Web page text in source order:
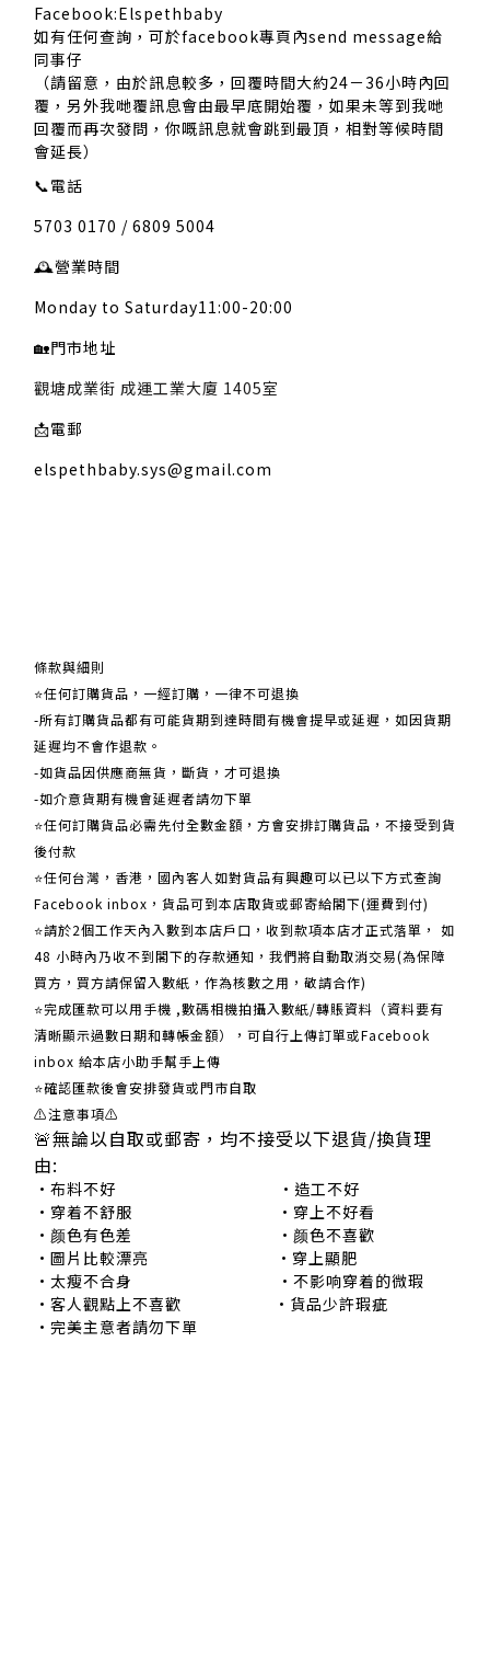
Facebook:Elspethbaby
如有任何查詢，可於facebook專頁內send message給
同事仔
（請留意，由於訊息較多，回覆時間大約24－36小時內回
覆，另外我哋覆訊息會由最早底開始覆，如果未等到我哋
回覆而再次發問，你嘅訊息就會跳到最頂，相對等候時間
會延長）
📞電話
5703 0170 / 6809 5004
🕰️營業時間
Monday to Saturday11:00-20:00
🏡門市地址
觀塘成業街 成運工業大廈 1405室
📩電郵
elspethbaby.sys@gmail.com
條款與細則
⭐任何訂購貨品，一經訂購，一律不可退換
-所有訂購貨品都有可能貨期到達時間有機會提早或延遲，如因貨期
延遲均不會作退款。
-如貨品因供應商無貨，斷貨，才可退換
-如介意貨期有機會延遲者請勿下單
⭐任何訂購貨品必需先付全數金額，方會安排訂購貨品，不接受到貨
後付款
⭐任何台灣，香港，國內客人如對貨品有興趣可以已以下方式查詢
Facebook inbox，貨品可到本店取貨或郵寄給閣下(運費到付)
​​⭐請於2個工作天內入數到本店戶口，收到款項本店才正式落單， 如
48 小時內乃收不到閣下的存款通知，我們將自動取消交易(為保障
買方，買方請保留入數紙，作為核數之用，敬請合作)
⭐完成匯款可以用手機 ,數碼相機拍攝入數紙/轉賬資料（資料要有
清晰顯示過數日期和轉帳金額），可自行上傳訂單或Facebook
inbox 給本店小助手幫手上傳
⭐確認匯款後會安排發貨或門市自取
⚠注意事項⚠
🚨無論以自取或郵寄，均不接受以下退貨/換貨理
由:
•布料不好 •造工不好
•穿着不舒服 •穿上不好看
•颜色有色差 •颜色不喜歡
•圖片比較漂亮 •穿上顯肥
•太瘦不合身 •不影响穿着的微瑕
•客人觀點上不喜歡 •貨品少許瑕疵
•完美主意者請勿下單